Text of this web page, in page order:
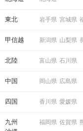
東北 岩手県 宮城県
甲信越 新潟県 山梨県
北陸 富山県 石川県
中国 岡山県 広島県
四国 香川県 愛媛県
九州
福岡県 佐賀県